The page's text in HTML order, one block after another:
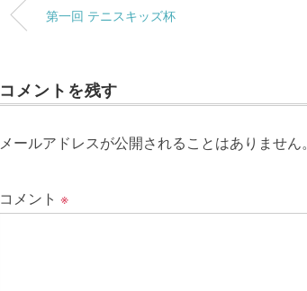
第一回 テニスキッズ杯
コメントを残す
メールアドレスが公開されることはありません。
コメント ※